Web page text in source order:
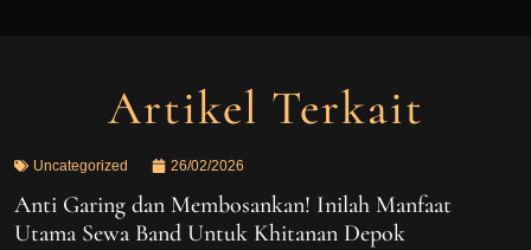
Artikel Terkait
Uncategorized 26/02/2026
Anti Garing dan Membosankan! Inilah Manfaat
Utama Sewa Band Untuk Khitanan Depok